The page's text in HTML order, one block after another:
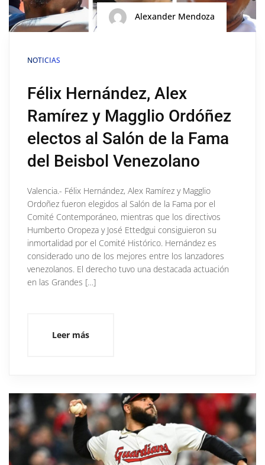
Alexander Mendoza
NOTICIAS
Félix Hernández, Alex
Ramírez y Magglio Ordóñez
electos al Salón de la Fama
del Beisbol Venezolano
Valencia.- Félix Hernández, Alex Ramírez y Magglio
Ordoñez fueron elegidos al Salón de la Fama por el
Comité Contemporáneo, mientras que los directivos
Humberto Oropeza y José Ettedgui consiguieron su
inmortalidad por el Comité Histórico. Hernández es
considerado uno de los mejores entre los lanzadores
venezolanos. El derecho tuvo una destacada actuación
en las Grandes […]
Leer más